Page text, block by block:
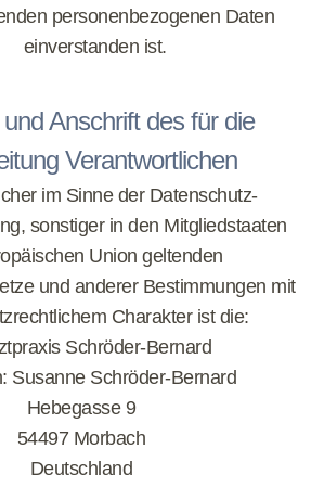
personenbezogenen Daten
einverstanden ist.
Anschrift des für die
Verantwortlichen
im Sinne der Datenschutz-
sonstiger in den Mitgliedstaaten
Union geltenden
und anderer Bestimmungen mit
Charakter ist die:
Schröder-Bernard
Susanne Schröder-Bernard
Hebegasse 9
54497 Morbach
Deutschland